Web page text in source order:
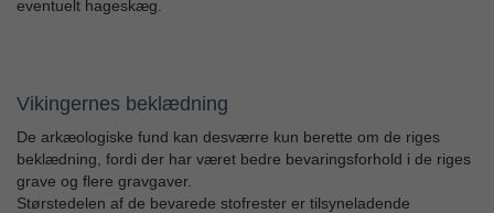
eventuelt hageskæg.
Vikingernes beklædning
De arkæologiske fund kan desværre kun berette om de riges
beklædning, fordi der har været bedre bevaringsforhold i de riges
grave og flere gravgaver.
Størstedelen af de bevarede stofrester er tilsyneladende